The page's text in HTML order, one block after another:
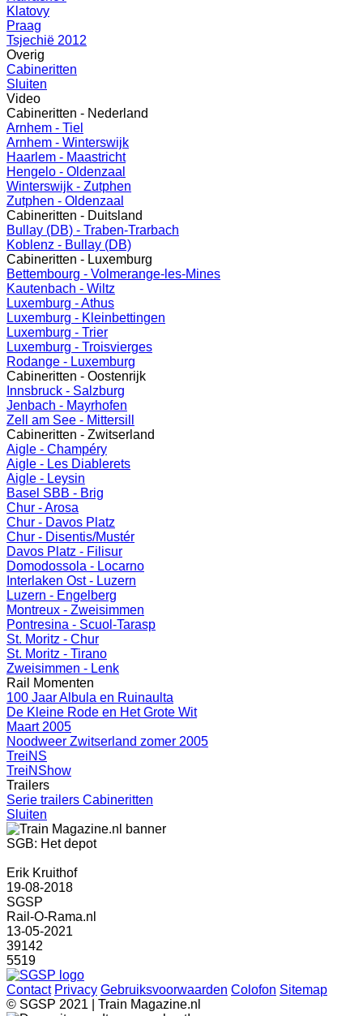
Klatovy
Praag
Tsjechië 2012
Overig
Cabineritten
Sluiten
Video
Cabineritten - Nederland
Arnhem - Tiel
Arnhem - Winterswijk
Haarlem - Maastricht
Hengelo - Oldenzaal
Winterswijk - Zutphen
Zutphen - Oldenzaal
Cabineritten - Duitsland
Bullay (DB) - Traben-Trarbach
Koblenz - Bullay (DB)
Cabineritten - Luxemburg
Bettembourg - Volmerange-les-Mines
Kautenbach - Wiltz
Luxemburg - Athus
Luxemburg - Kleinbettingen
Luxemburg - Trier
Luxemburg - Troisvierges
Rodange - Luxemburg
Cabineritten - Oostenrijk
Innsbruck - Salzburg
Jenbach - Mayrhofen
Zell am See - Mittersill
Cabineritten - Zwitserland
Aigle - Champéry
Aigle - Les Diablerets
Aigle - Leysin
Basel SBB - Brig
Chur - Arosa
Chur - Davos Platz
Chur - Disentis/Mustér
Davos Platz - Filisur
Domodossola - Locarno
Interlaken Ost - Luzern
Luzern - Engelberg
Montreux - Zweisimmen
Pontresina - Scuol-Tarasp
St. Moritz - Chur
St. Moritz - Tirano
Zweisimmen - Lenk
Rail Momenten
100 Jaar Albula en Ruinaulta
De Kleine Rode en Het Grote Wit
Maart 2005
Noodweer Zwitserland zomer 2005
TreiNS
TreiNShow
Trailers
Serie trailers Cabineritten
Sluiten
SGB: Het depot
Erik Kruithof
19-08-2018
SGSP
Rail-O-Rama.nl
13-05-2021
39142
5519
Contact Privacy Gebruiksvoorwaarden Colofon Sitemap
© SGSP 2021 | Train Magazine.nl